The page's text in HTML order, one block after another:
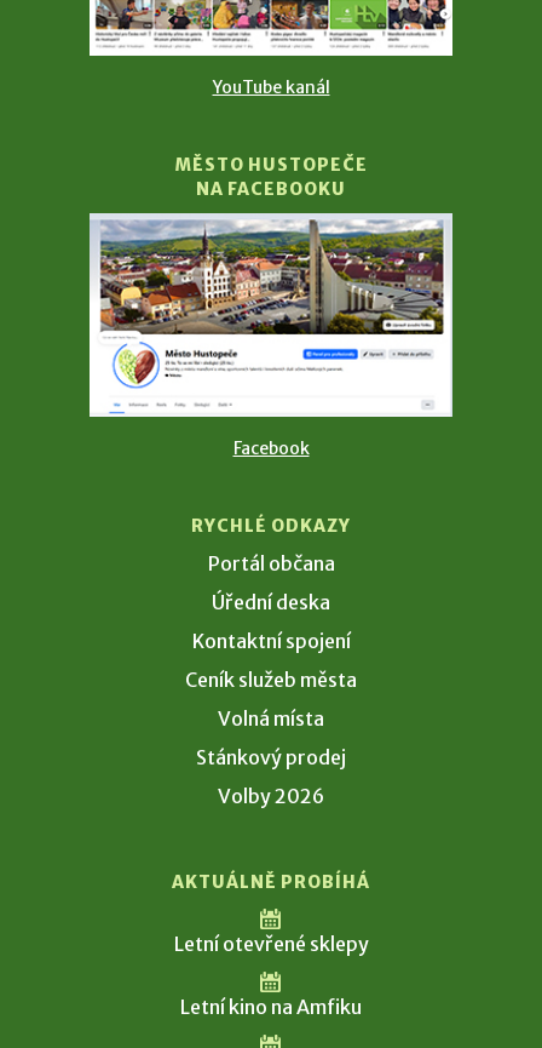
YouTube kanál
MĚSTO HUSTOPEČE
NA FACEBOOKU
Facebook
RYCHLÉ ODKAZY
Portál občana
Úřední deska
Kontaktní spojení
Ceník služeb města
Volná místa
Stánkový prodej
Volby 2026
AKTUÁLNĚ PROBÍHÁ
Letní otevřené sklepy
Letní kino na Amfiku